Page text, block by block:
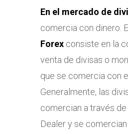
En el mercado de
comercia con dinero.
Forexconsiste en la
venta de divisas o
que se comercia con
Generalmente, las
comercian a través de
Dealer y se